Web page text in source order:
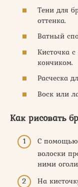
Тени для
оттенка.
Ватный
Кисточка
кончиком.
Расческа
Воск или
Как рисовать
С помощью
волоски
ними
На